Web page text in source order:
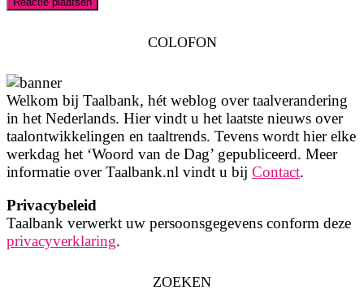
COLOFON
Welkom bij Taalbank, hét weblog over taalverandering
in het Nederlands. Hier vindt u het laatste nieuws over
taalontwikkelingen en taaltrends. Tevens wordt hier elke
werkdag het ‘Woord van de Dag’ gepubliceerd. Meer
informatie over Taalbank.nl vindt u bij Contact.
Privacybeleid
Taalbank verwerkt uw persoonsgegevens conform deze
privacyverklaring.
ZOEKEN